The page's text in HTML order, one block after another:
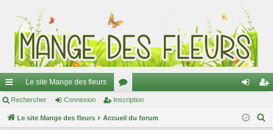
ac
co
Le site Mange des fleurs
or
u ne cri
Rechercher Connexion Inscription
Le site Mange des fleurs Accueil du forum